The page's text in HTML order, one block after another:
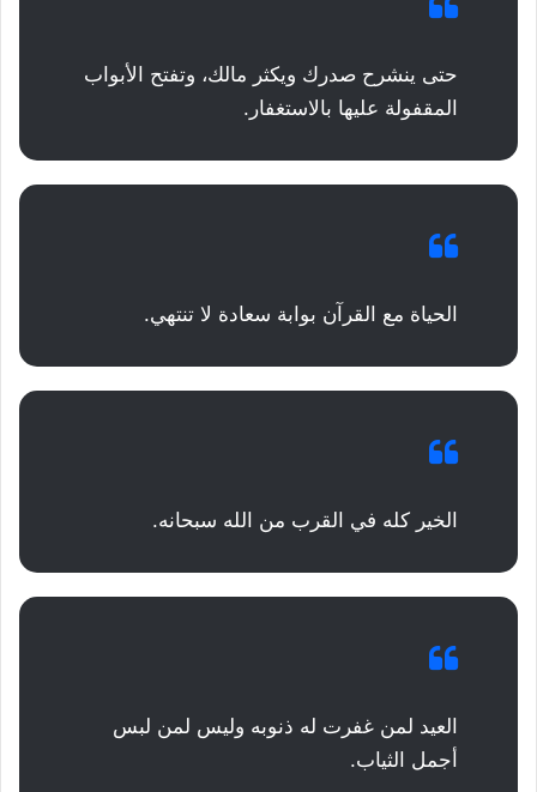
حتى ينشرح صدرك ويكثر مالك، وتفتح الأبواب
المقفولة عليها بالاستغفار.
الحياة مع القرآن بوابة سعادة لا تنتهي.
الخير كله في القرب من الله سبحانه.
العيد لمن غفرت له ذنوبه وليس لمن لبس
أجمل الثياب.